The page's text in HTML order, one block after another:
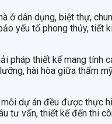
dân dụng, biệt thự,
yếu tố phong thủy, tiết
pháp thiết kế mang tính
hài hòa giữa thẩm
dự án đều được thực
tư vấn, thiết kế đến thi